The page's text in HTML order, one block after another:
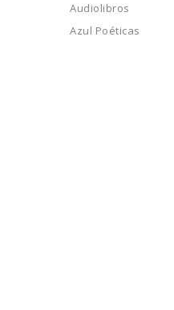
Audiolibros
Azul Poéticas